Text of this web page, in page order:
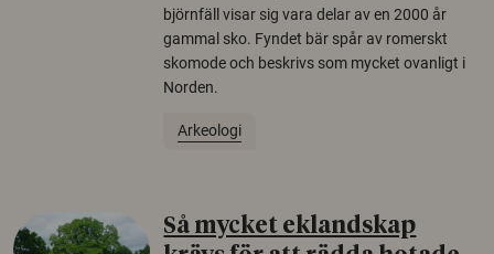
björnfäll visar sig vara delar av en 2000 år
gammal sko. Fyndet bär spår av romerskt
skomode och beskrivs som mycket ovanligt i
Norden.
Arkeologi
Så mycket eklandskap